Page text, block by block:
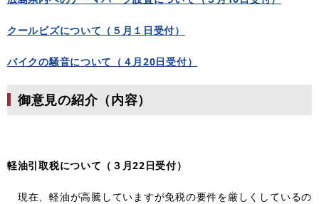
クールビズについて（５月１日受付）
バイクの騒音について（４月20日受付）
御意見の紹介（内容）
軽油引取税について（３月22日受付）
現在、軽油が高騰していますが免税の要件を厳しくしているの